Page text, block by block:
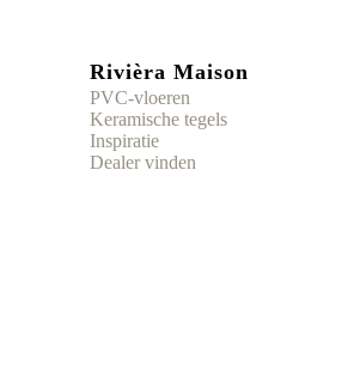
Rivièra Maison
PVC-vloeren
Keramische tegels
Inspiratie
Dealer vinden